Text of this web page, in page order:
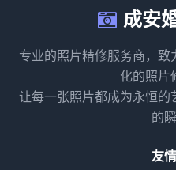
成安
专业的照片精修服务商，
化的照片
让每一张照片都成为永恒
的
友